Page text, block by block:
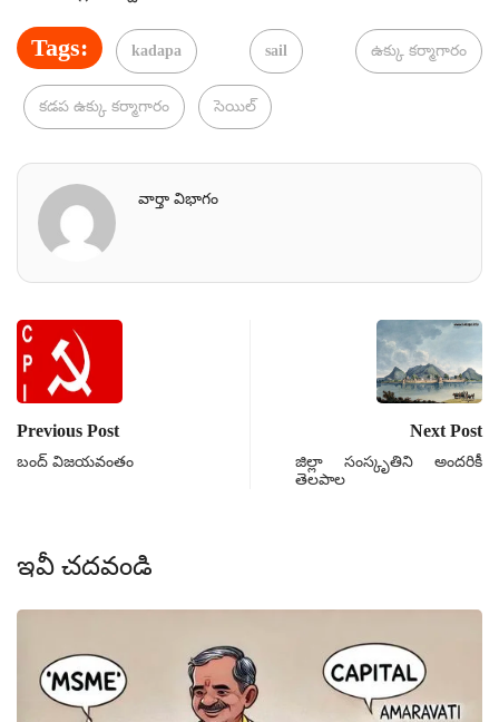
Tags: kadapa sail ఉక్కు కర్మాగారం
కడప ఉక్కు కర్మాగారం సెయిల్
వార్తా విభాగం
Previous Post
బంద్ విజయవంతం
Next Post
జిల్లా సంస్కృతిని అందరికీ
తెలపాల
ఇవీ చదవండి